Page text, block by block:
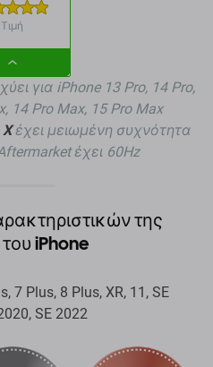
Τιμή
Dropdown
button
για iPhone 13 Pro, 14 Pro,
14 Pro Max, 15 Pro Max
έχει μειωμένη συχνότητα
έχει 60Hz
της
iPhone
7 Plus, 8 Plus, XR, 11, SE
SE 2022